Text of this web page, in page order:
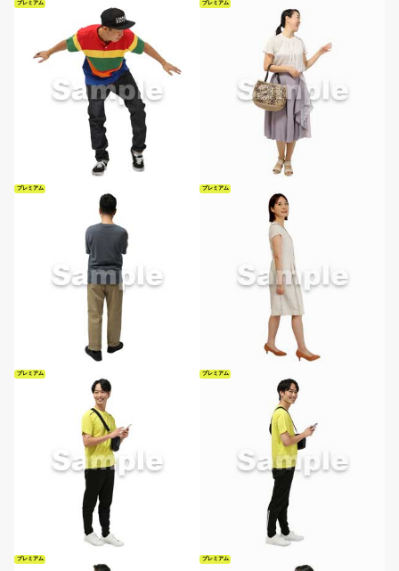
プレミアム プレミアム
プレミアム プレミアム
プレミアム プレミアム
プレミアム プレミアム